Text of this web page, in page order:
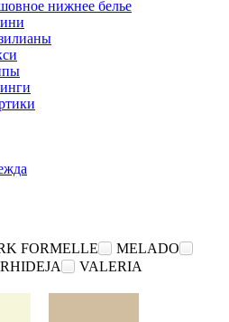
нижнее белье
FORMELLE
MELADO
VALERIA